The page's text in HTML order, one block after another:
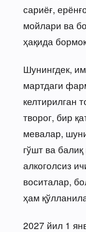
сариёғ,
мойлари ва
ҳақида
Шунингдек,
мартдаги
келтирилган
творог, бир
мевалар,
гўшт ва
алкоголсиз
воситалар,
ҳам
2027 йил 1